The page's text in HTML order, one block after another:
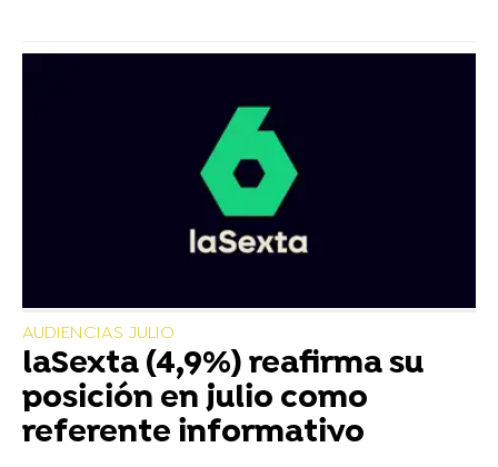
AUDIENCIAS JULIO
laSexta (4,9%) reafirma su
posición en julio como
referente informativo